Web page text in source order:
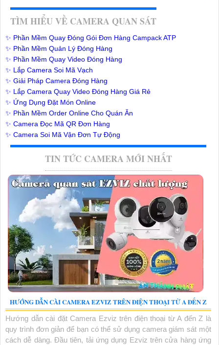
TÌM HIỂU VỀ CAMERA QUAN SÁT
✨ Phần Mềm Quay Đóng Gói Đơn Hàng Campack ATP
✨ Phần Mềm Quản Lý Đóng Hàng
✨ Phần Mềm Quay Video Đóng Hàng
✨ Lắp Camera Soi Mã Vạch
✨ Giải Pháp Camera Đóng Hàng
✨ Lắp Camera Quay Video Đóng Hàng Giá Rẻ
✨ Ứng Dụng Đặt Món Online
✨ Phần Mềm Order Online Cho Quán Ăn
✨ Camera Đọc Mã QR Đơn Hàng
✨ Camera Soi Mã Vận Đơn Tự Động
TIN TỨC CAMERA MỚI NHẤT
HƯỚNG DẪN CÀI CAMERA EZVIZ TRÊN ĐIỆN THOẠI TỪ A ĐẾN Z
Hướng dẫn cài đặt Camera Ezviz trên điện thoại từ A đến Z là
quy trình đơn giản để bạn có thể sử dụng camera giám sát một
cách dễ dàng. Đầu tiên, tải ứng dụng Ezviz trên cửa hàng ứng